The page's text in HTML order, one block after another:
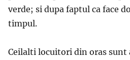
verde; si dupa faptul ca face
timpul.
Ceilalti locuitori din oras